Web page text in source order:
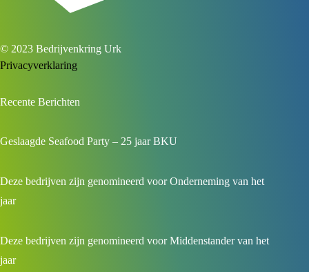
© 2023 Bedrijvenkring Urk
Privacyverklaring
Recente Berichten
Geslaagde Seafood Party – 25 jaar BKU
Deze bedrijven zijn genomineerd voor Onderneming van het
jaar
Deze bedrijven zijn genomineerd voor Middenstander van het
jaar